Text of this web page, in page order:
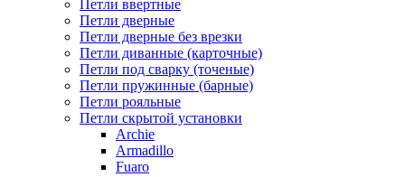
Петли ввертные
Петли дверные
Петли дверные без врезки
Петли диванные (карточные)
Петли под сварку (точеные)
Петли пружинные (барные)
Петли рояльные
Петли скрытой установки
Archie
Armadillo
Fuaro